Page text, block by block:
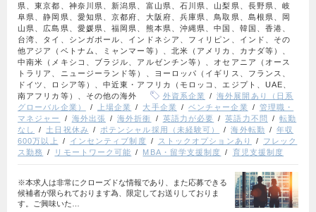
県、東京都、神奈川県、新潟県、富山県、石川県、山梨県、長野県、岐
阜県、静岡県、愛知県、京都府、大阪府、兵庫県、鳥取県、島根県、岡
山県、広島県、愛媛県、福岡県、熊本県、沖縄県、中国、韓国、香港、
台湾、タイ、シンガポール、インドネシア、フィリピン、インド、その
他アジア（ベトナム、ミャンマー等）、北米（アメリカ、カナダ等）、
中南米（メキシコ、ブラジル、アルゼンチン等）、オセアニア（オース
トラリア、ニュージーランド等）、ヨーロッパ（イギリス、フランス、
ドイツ、ロシア等）、中近東・アフリカ（モロッコ、エジプト、UAE、
南アフリカ等）、その他の海外
外資系企業
海外展開あり（日系
グローバル企業）
上場企業 大手企業 ベンチャー企業
管理職・
マネジャー
海外出張 海外折衝 英語力が必要 英語力不問
転勤
なし
土日祝休み ポテンシャル採用（未経験可） 海外転勤
年収
600万以上
インセンティブ制度 ストックオプションあり
フレック
ス勤務
リモートワーク可能 MBA・留学支援制度 育児支援制度
※本求人は非常にクローズドな情報であり、また応募できる
候補者が限られております為、限定してお送りしておりま
す。ご興味いた…